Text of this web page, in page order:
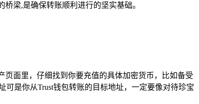
梁,是确保转账顺利进行的坚实基础。
页面里，仔细找到你要充值的具体加密货币，比如备受
可是你从Trust钱包转账的目标地址，一定要像对待珍宝